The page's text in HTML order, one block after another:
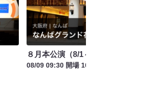
８月本公演（8/1～8/23）
08/09 09:30 開場 10:00 開演